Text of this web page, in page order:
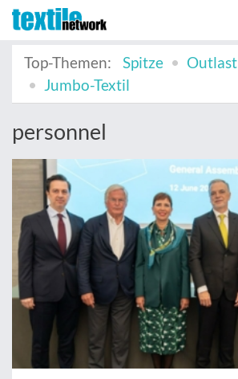
Top-Themen:
Spitze Outlast
Jumbo-Textil
personnel